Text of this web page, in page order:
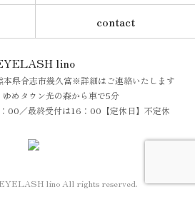
contact
lino
県合志市幾久富※詳細はご連絡いたします
ゆめタウン光の森から車で5分
00／最終受付は16：00【定休日】不定休
lino All rights reserved.